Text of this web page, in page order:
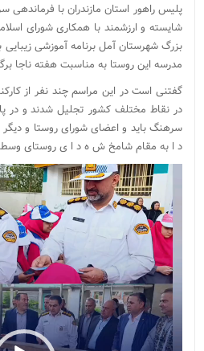
پلیس راهور استان مازندران با فرماندهی
شایسته و ارزشمند با همکاری شورای
بزرگ شهرستان آمل برنامه آموزشی
مدرسه این روستا به مناسبت هفته ناجا
گفتنی است در این مراسم چند نفر از
در نقاط مختلف کشور تجلیل شدند و در
سرهنگ باید و اعضای شورای روستا و
د ا به مقام شامخ ش ه د ا ی روستای وسطی
نمایشگر